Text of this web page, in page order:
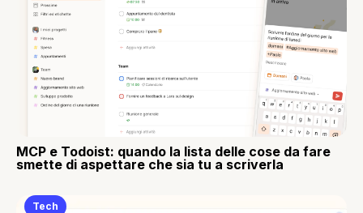
MCP e Todoist: quando la lista delle cose da fare
smette di aspettare che sia tu a scriverla
Tech